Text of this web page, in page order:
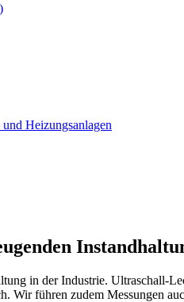
Heizungsanlagen
in der Industrie. Ultraschall-
Wir führen zudem Messungen